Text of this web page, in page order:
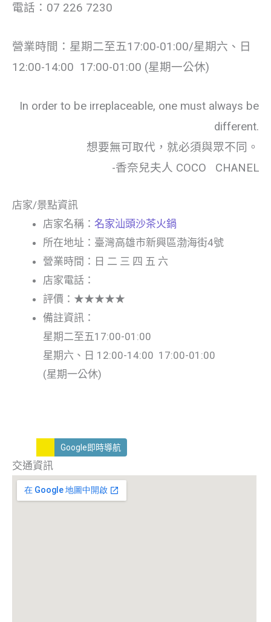
電話：07 226 7230
營業時間：星期二至五17:00-01:00/星期六、日
12:00-14:00 17:00-01:00 (星期一公休)
In order to be irreplaceable, one must always be
different.
想要無可取代，就必須與眾不同。
-香奈兒夫人 COCO CHANEL
店家/景點資訊
店家名稱： 名家汕頭沙茶火鍋
所在地址：臺灣高雄市新興區渤海街4號
營業時間：日 二 三 四 五 六
店家電話：
評價：★★★★★
備註資訊：
星期二至五17:00-01:00
星期六、日 12:00-14:00 17:00-01:00
(星期一公休)
Google即時導航
交通資訊